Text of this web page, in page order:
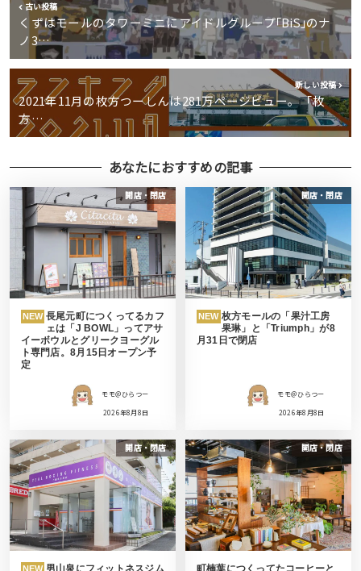
古い投稿
くずはモールのタワーミニにアイドルグループ｢BiS｣のナ
ノ3…
新しい投稿
2021年11月の枚方つーしんは281万ページビュー。「枚
方…
あなたにおすすめの記事
開店・閉店
NEW 長尾元町につくってるカフ
ェは「J BOWL」ってアサ
イーボウルとグリークヨーグル
ト専門店。8月15日オープン予
定
モモ＠ひらつー
2026年8月8日
開店・閉店
NEW 枚方モールの「果汁工房
果琳」と「Triumph」が8
月31日で閉店
モモ＠ひらつー
2026年8月8日
開店・閉店
NEW 男山泉にフィットネスジム
開店・閉店
町楠葉につくってたコーヒーと